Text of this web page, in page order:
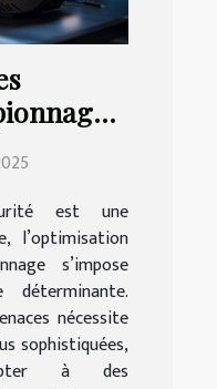
est une
l’optimisation
s’impose
déterminante.
nécessite
sophistiquées,
à des